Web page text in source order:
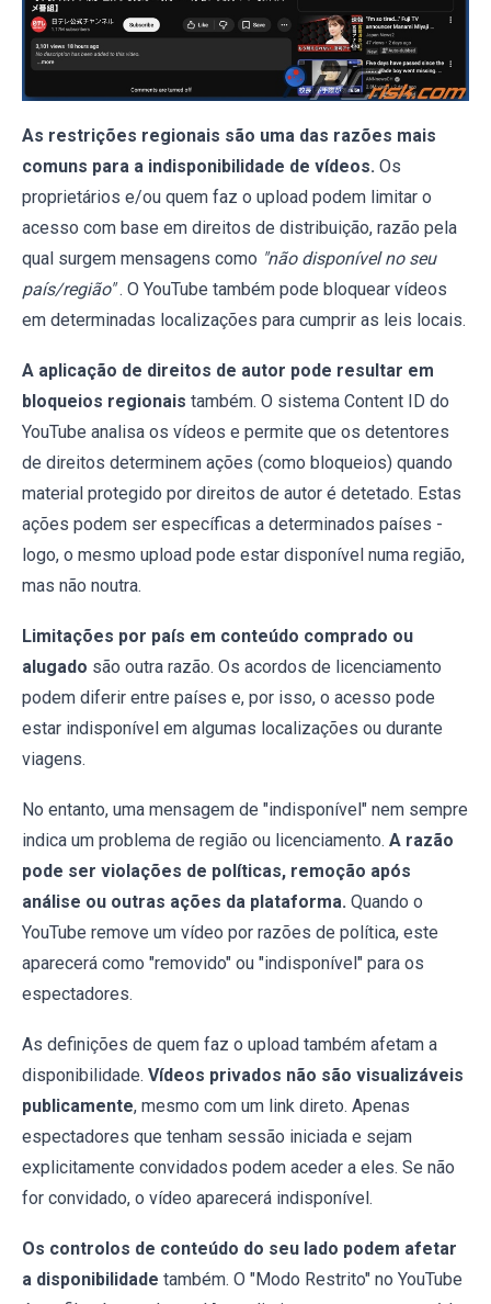
As restrições regionais são uma das razões mais
comuns para a indisponibilidade de vídeos. Os
proprietários e/ou quem faz o upload podem limitar o
acesso com base em direitos de distribuição, razão pela
qual surgem mensagens como "não disponível no seu
país/região" . O YouTube também pode bloquear vídeos
em determinadas localizações para cumprir as leis locais.
A aplicação de direitos de autor pode resultar em
bloqueios regionais também. O sistema Content ID do
YouTube analisa os vídeos e permite que os detentores
de direitos determinem ações (como bloqueios) quando
material protegido por direitos de autor é detetado. Estas
ações podem ser específicas a determinados países -
logo, o mesmo upload pode estar disponível numa região,
mas não noutra.
Limitações por país em conteúdo comprado ou
alugado são outra razão. Os acordos de licenciamento
podem diferir entre países e, por isso, o acesso pode
estar indisponível em algumas localizações ou durante
viagens.
No entanto, uma mensagem de "indisponível" nem sempre
indica um problema de região ou licenciamento. A razão
pode ser violações de políticas, remoção após
análise ou outras ações da plataforma. Quando o
YouTube remove um vídeo por razões de política, este
aparecerá como "removido" ou "indisponível" para os
espectadores.
As definições de quem faz o upload também afetam a
disponibilidade. Vídeos privados não são visualizáveis
publicamente, mesmo com um link direto. Apenas
espectadores que tenham sessão iniciada e sejam
explicitamente convidados podem aceder a eles. Se não
for convidado, o vídeo aparecerá indisponível.
Os controlos de conteúdo do seu lado podem afetar
a disponibilidade também. O "Modo Restrito" no YouTube